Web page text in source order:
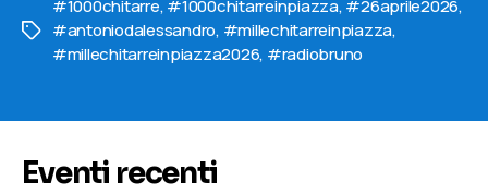
Tag
#1000chitarre,#1000chitarreinpiazza,#26aprile2026,
#antoniodalessandro, #millechitarreinpiazza,
#millechitarreinpiazza2026, #radiobruno
Eventi recenti